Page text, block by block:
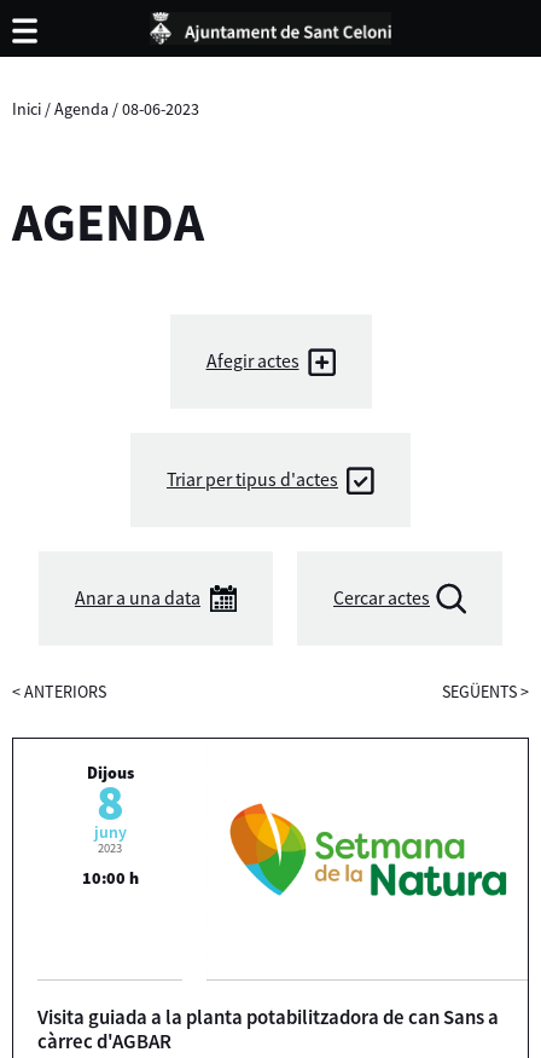
Inici /Agenda /08-06-2023
AGENDA
Afegir actes
Triar per tipus d'actes
Anar a una data Cercar actes
<ANTERIORS SEGÜENTS>
Dijous
8
juny
2023
10:00 h
Visita guiada a la planta potabilitzadora de can Sans a
càrrec d'AGBAR